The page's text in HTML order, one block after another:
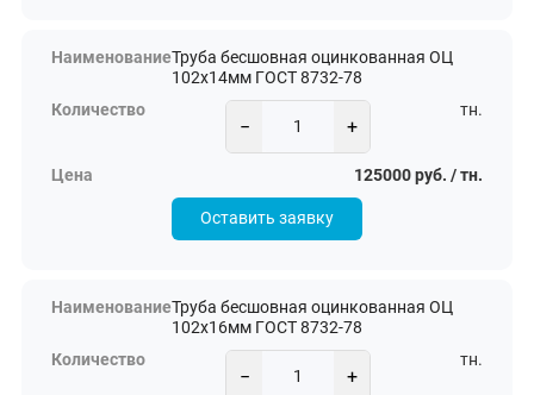
Труба бесшовная оцинкованная ОЦ
102х14мм ГОСТ 8732-78
− +
тн.
125000 руб. / тн.
Оставить заявку
Труба бесшовная оцинкованная ОЦ
102х16мм ГОСТ 8732-78
− +
тн.